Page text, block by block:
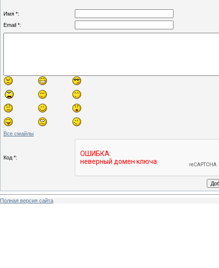
Имя *:
Email *:
Все смайлы
Код *:
Полная версия сайта